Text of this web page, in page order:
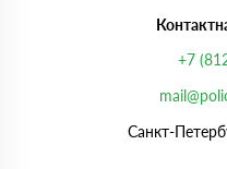
+7
Санкт-